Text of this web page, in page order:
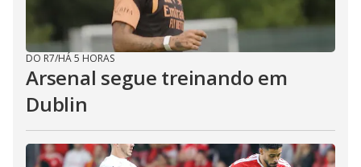
DO R7/HÁ 5 HORAS
Arsenal segue treinando em
Dublin